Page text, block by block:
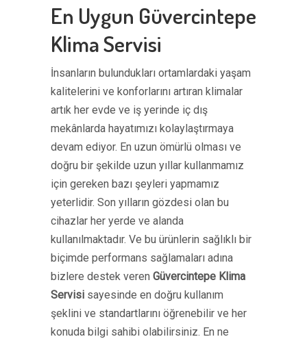
En Uygun Güvercintepe
Klima Servisi
İnsanların bulundukları ortamlardaki yaşam
kalitelerini ve konforlarını artıran klimalar
artık her evde ve iş yerinde iç dış
mekânlarda hayatımızı kolaylaştırmaya
devam ediyor. En uzun ömürlü olması ve
doğru bir şekilde uzun yıllar kullanmamız
için gereken bazı şeyleri yapmamız
yeterlidir. Son yılların gözdesi olan bu
cihazlar her yerde ve alanda
kullanılmaktadır. Ve bu ürünlerin sağlıklı bir
biçimde performans sağlamaları adına
bizlere destek veren Güvercintepe Klima
Servisi sayesinde en doğru kullanım
şeklini ve standartlarını öğrenebilir ve her
konuda bilgi sahibi olabilirsiniz. En ne